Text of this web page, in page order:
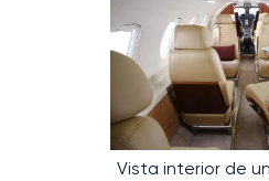
Vista interior de